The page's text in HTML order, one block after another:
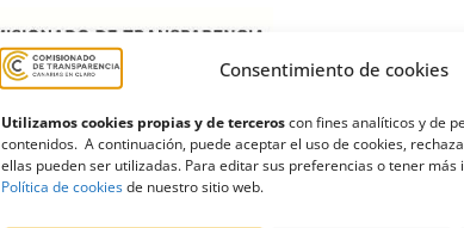
Consentimiento de cookies
Utilizamos cookies propias y de terceroscon fines analíticos y de
contenidos. A continuación, puede aceptar el uso de cookies,
ellas pueden ser utilizadas. Para editar sus preferencias o tener
Política de cookiesde nuestro sitio web.